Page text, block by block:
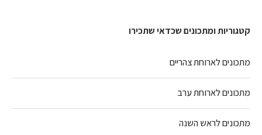
קטגוריות ומתכונים שכדאי שתכירו
מתכונים לארוחת צהריים
מתכונים לארוחת ערב
מתכונים לראש השנה